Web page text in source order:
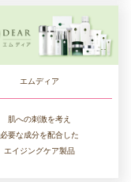
エムディア
肌への刺激を考え
必要な成分を配合した
エイジングケア製品